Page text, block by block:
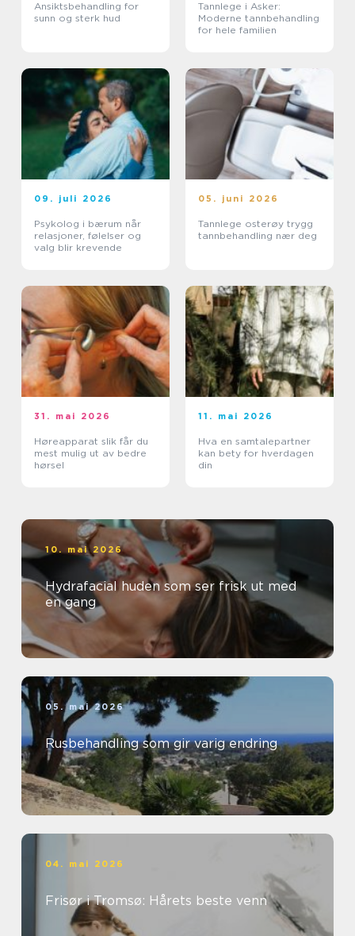
Ansiktsbehandling for
sunn og sterk hud
Tannlege i Asker:
Moderne tannbehandling
for hele familien
09. juli 2026
Psykolog i bærum når
relasjoner, følelser og
valg blir krevende
05. juni 2026
Tannlege osterøy trygg
tannbehandling nær deg
31. mai 2026
Høreapparat slik får du
mest mulig ut av bedre
hørsel
11. mai 2026
Hva en samtalepartner
kan bety for hverdagen
din
10. mai 2026
Hydrafacial huden som ser frisk ut med
en gang
05. mai 2026
Rusbehandling som gir varig endring
04. mai 2026
Frisør i Tromsø: Hårets beste venn